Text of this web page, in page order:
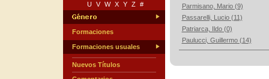
U
V W X Y Z #
Formaciones
Formaciones usuales
Nuevos Títulos
Parmisano, Mario (9)
Passarelli, Lucio (11)
Patriarca, Ildo (0)
Paulucci, Guillermo (14)